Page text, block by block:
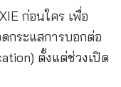
ก่อนใคร เพื่อ
กระแสการบอกต่อ
ตั้งแต่ช่วงเปิด